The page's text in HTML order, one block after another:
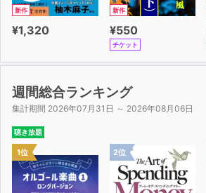
新作
¥1,320
新作
¥550
チケット
週間総合ランキング
集計期間 2026年07月31日 ～ 2026年08月06日
聴き放題
1位 2位